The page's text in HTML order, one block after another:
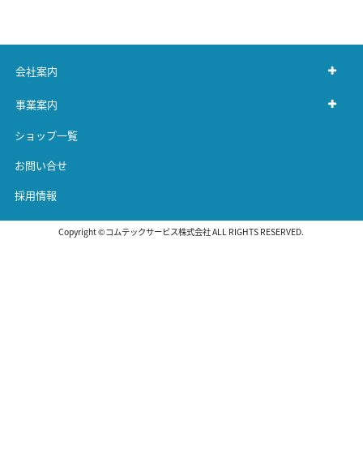
会社案内
事業案内
ショップ一覧
お問い合せ
採用情報
Copyright ©コムテックサービス株式会社 ALL RIGHTS RESERVED.